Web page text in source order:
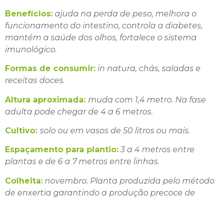
Benefícios: ajuda na perda de peso, melhora o
funcionamento do intestino, controla a diabetes,
mantém a saúde dos olhos, fortalece o sistema
imunológico.
Formas de consumir: in natura, chás, saladas e
receitas doces.
Altura aproximada: muda com 1,4 metro. Na fase
adulta pode chegar de 4 a 6 metros.
Cultivo: solo ou em vasos de 50 litros ou mais.
Espaçamento para plantio:3 a 4 metros entre
plantas e de 6 a 7 metros entre linhas.
Colheita: novembro. Planta produzida pelo método
de enxertia garantindo a produção precoce de